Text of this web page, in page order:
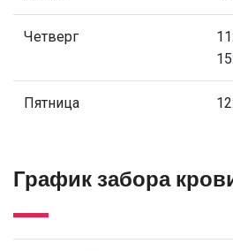
Четверг
Пятница
График забора